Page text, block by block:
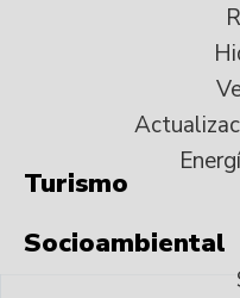
Turismo
Socioambiental